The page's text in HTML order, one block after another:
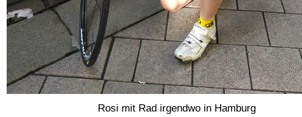
Rosi mit Rad irgendwo in Hamburg